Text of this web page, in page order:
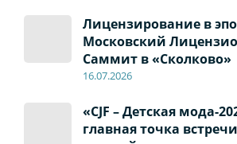
Лицензирование в
Московский
Саммит в «Сколково»
16.07.2026
«CJF – Детская мода-
главная точка